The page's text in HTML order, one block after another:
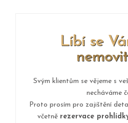
Líbí se
Svým klientům se vějeme s
necháváme
Proto prosím pro zajištění
včetně rezervace